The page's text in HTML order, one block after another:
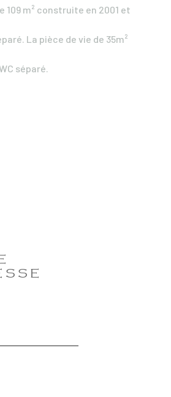
109 m² construite en 2001 et
La pièce de vie de 35m²
séparé.